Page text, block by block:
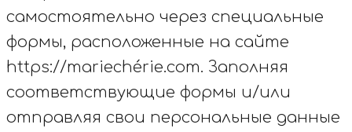
самостоятельно через специальные
формы, расположенные на сайте
https://mariechérie.com. Заполняя
соответствующие формы и/или
отправляя свои персональные данные